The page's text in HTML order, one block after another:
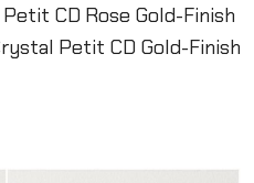
CD Rose Gold-Finish
Petit CD Gold-Finish